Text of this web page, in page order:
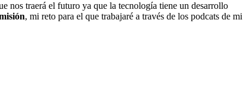
nos traerá el futuro ya que la tecnología tiene un desarrollo
, mi reto para el que trabajaré a través de los podcats de mi